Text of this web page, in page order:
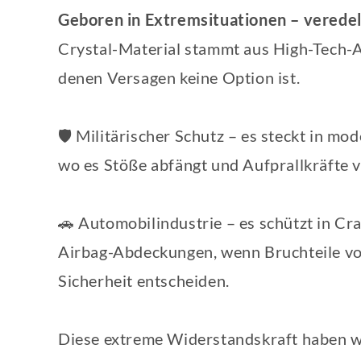
Geboren in Extremsituationen –
Crystal-Material stammt aus High-Tech-
denen Versagen keine Option ist.
🛡️ Militärischer Schutz – es steckt in
wo es Stöße abfängt und Aufprallkräfte
🚗 Automobilindustrie – es schützt in
Airbag-Abdeckungen, wenn Bruchteile
Sicherheit entscheiden.
Diese extreme Widerstandskraft haben